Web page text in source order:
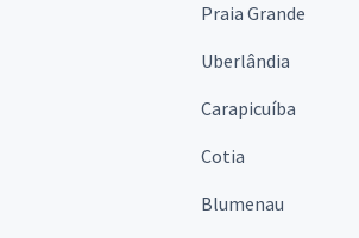
Praia Grande
Uberlândia
Carapicuíba
Cotia
Blumenau